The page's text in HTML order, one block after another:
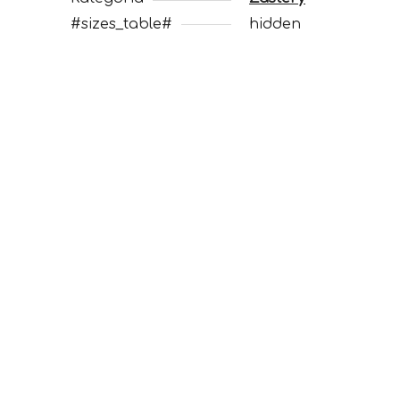
#sizes_table#
hidden